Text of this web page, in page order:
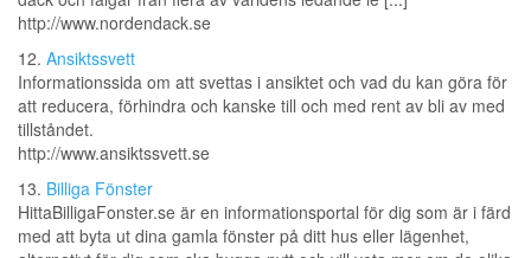
http://www.nordendack.se
12. Ansiktssvett
Informationssida om att svettas i ansiktet och vad du kan göra för
att reducera, förhindra och kanske till och med rent av bli av med
tillståndet.
http://www.ansiktssvett.se
13. Billiga Fönster
HittaBilligaFonster.se är en informationsportal för dig som är i färd
med att byta ut dina gamla fönster på ditt hus eller lägenhet,